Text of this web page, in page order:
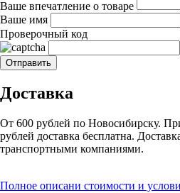
Ваше впечатление о товаре
Ваше имя
Проверочный код
Доставка
От 600 рублей по Новосибирску.
рублей доставка бесплатна.
транспортными компаниями.
Полное описани стоимости и